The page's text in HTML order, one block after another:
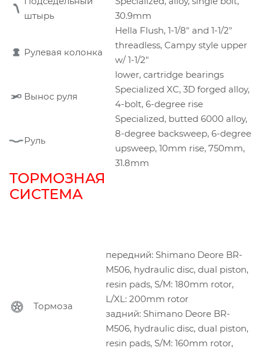
штырь
30.9mm
Рулевая колонка
Hella Flush, 1-1/8" and 1-1/2"
threadless, Campy style upper
w/ 1-1/2"
lower, cartridge bearings
Вынос руля
Specialized XC, 3D forged alloy,
4-bolt, 6-degree rise
Руль
Specialized, butted 6000 alloy,
8-degree backsweep, 6-degree
upsweep, 10mm rise, 750mm,
31.8mm
ТОРМОЗНАЯ
СИСТЕМА
Тормоза
передний: Shimano Deore BR-
M506, hydraulic disc, dual piston,
resin pads, S/M: 180mm rotor,
L/XL: 200mm rotor
задний: Shimano Deore BR-
M506, hydraulic disc, dual piston,
resin pads, S/M: 160mm rotor,